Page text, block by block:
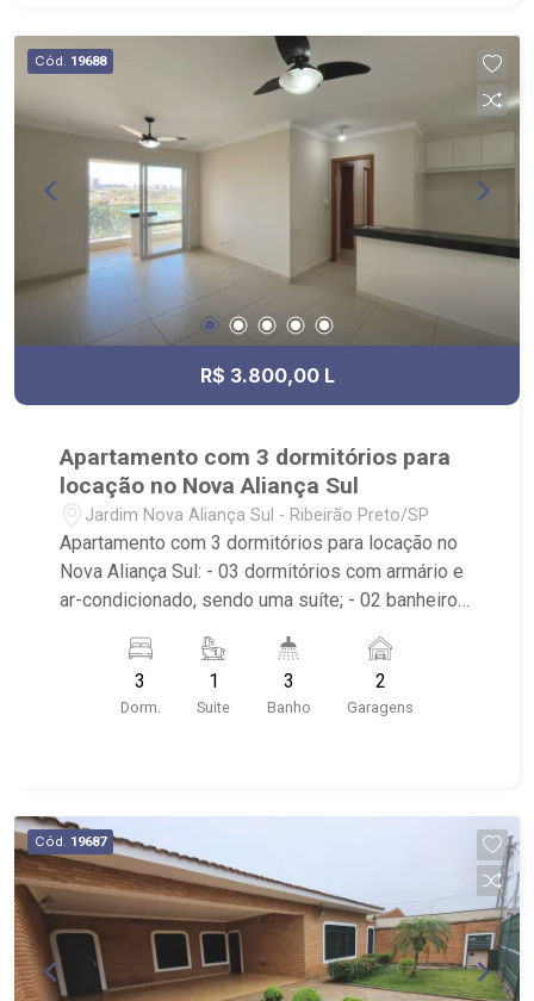
Fatiada Grill , Restaurante Lodz e Varejão
Cenourão.
Cód. 19688
R$ 3.800,00 L
Apartamento com 3 dormitórios para
locação no Nova Aliança Sul
Jardim Nova Aliança Sul - Ribeirão Preto/SP
Apartamento com 3 dormitórios para locação no
Nova Aliança Sul: - 03 dormitórios com armário e
ar-condicionado, sendo uma suíte; - 02 banheiros
02 vagas cobertas de garagem; - Sala dois
ambientes; - Ventilador de teto no imóvel; -
Cozinha planejada; - Varanda gourmet; -
sauna e salão de festas; - Próximo à Pizzaria
Verace, Pão de Açúcar, Savegnago, Shopping
Iguatemi, Escolas Sabin e Einstein.
3
Dorm.
1
Suite
3
Banho
2
Garagens
Cód. 19687